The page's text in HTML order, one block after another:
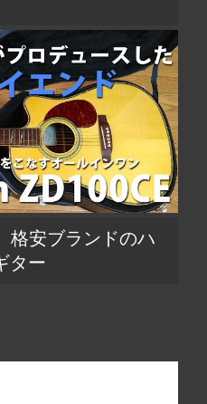
格安ブランドのハ
ター